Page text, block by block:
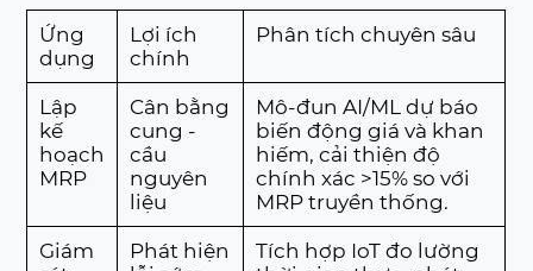
Ứng
dụng
Lợi ích
chính
Phân tích chuyên sâu
Lập
kế
hoạch
MRP
Cân bằng
cung -
cầu
nguyên
liệu
Mô-đun AI/ML dự báo
biến động giá và khan
hiếm, cải thiện độ
chính xác >15% so với
MRP truyền thống.
Giám
Phát hiện
Tích hợp IoT đo lường